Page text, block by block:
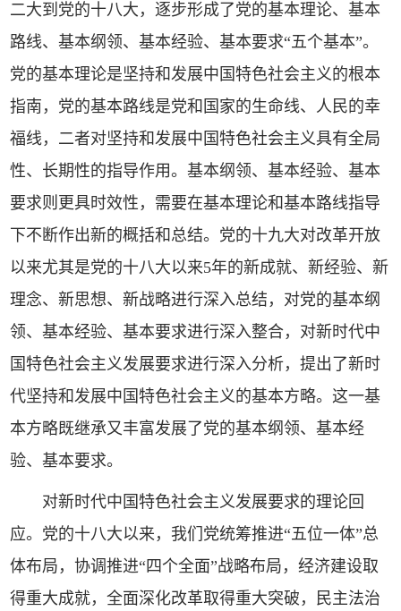
二大到党的十八大，逐步形成了党的基本理论、基本
路线、基本纲领、基本经验、基本要求“五个基本”。
党的基本理论是坚持和发展中国特色社会主义的根本
指南，党的基本路线是党和国家的生命线、人民的幸
福线，二者对坚持和发展中国特色社会主义具有全局
性、长期性的指导作用。基本纲领、基本经验、基本
要求则更具时效性，需要在基本理论和基本路线指导
下不断作出新的概括和总结。党的十九大对改革开放
以来尤其是党的十八大以来5年的新成就、新经验、新
理念、新思想、新战略进行深入总结，对党的基本纲
领、基本经验、基本要求进行深入整合，对新时代中
国特色社会主义发展要求进行深入分析，提出了新时
代坚持和发展中国特色社会主义的基本方略。这一基
本方略既继承又丰富发展了党的基本纲领、基本经
验、基本要求。
对新时代中国特色社会主义发展要求的理论回
应。党的十八大以来，我们党统筹推进“五位一体”总
体布局，协调推进“四个全面”战略布局，经济建设取
得重大成就，全面深化改革取得重大突破，民主法治